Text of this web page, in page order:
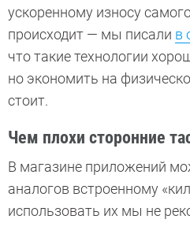
ускоренному износу
происходит — мы писали в
что такие технологии
но экономить на
стоит.
Чем плохи сторонние
В магазине приложений
аналогов встроенному
использовать их мы не